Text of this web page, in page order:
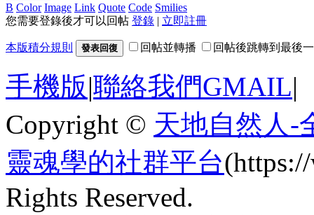
B Color Image Link Quote Code Smilies
您需要登錄後才可以回帖 登錄 | 立即註冊
本版積分規則 發表回復 回帖並轉播 回帖後跳轉到最後
手機版|聯絡我們GMAIL|
Copyright © 天地自然人-
靈魂學的社群平台
Rights Reserved.